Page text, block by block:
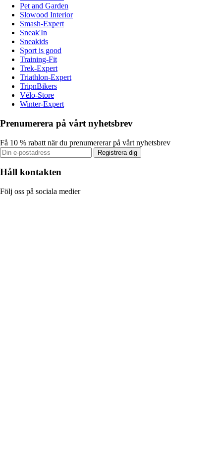
Pet and Garden
Slowood Interior
Smash-Expert
Sneak'In
Sneakids
Sport is good
Training-Fit
Trek-Expert
Triathlon-Expert
TripnBikers
Vélo-Store
Winter-Expert
Prenumerera på vårt nyhetsbrev
Få 10 % rabatt när du prenumererar på vårt nyhetsbrev
Registrera dig
Håll kontakten
Följ oss på sociala medier